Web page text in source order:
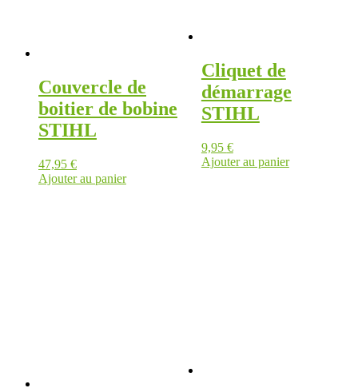
Couvercle de
boitier de bobine
STIHL
47,95 €
Ajouter au panier
Cliquet de
démarrage
STIHL
9,95 €
Ajouter au panier